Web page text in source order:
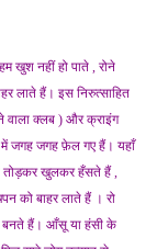
खुश नहीं हो पाते , रोने
लाते हैं। इस निरुत्साहित
वाला क्लब ) और क्राइंग
जगह जगह फ़ेल गए हैं। यहाँ
तोड़कर खुलकर हँसते हैं ,
को बाहर लाते हैं । रो
बनते हैं। आँसू या हंसी के